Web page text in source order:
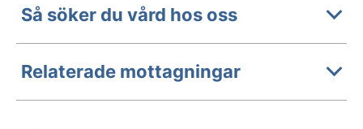
Så söker du vård hos oss
Relaterade mottagningar